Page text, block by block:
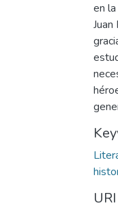
en
URI